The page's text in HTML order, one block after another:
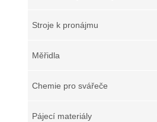
Stroje k pronájmu
Měřidla
Chemie pro svářeče
Pájecí materiály